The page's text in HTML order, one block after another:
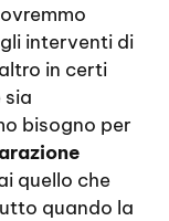
interventi di
in certi
sia
bisogno per
quello che
quando la